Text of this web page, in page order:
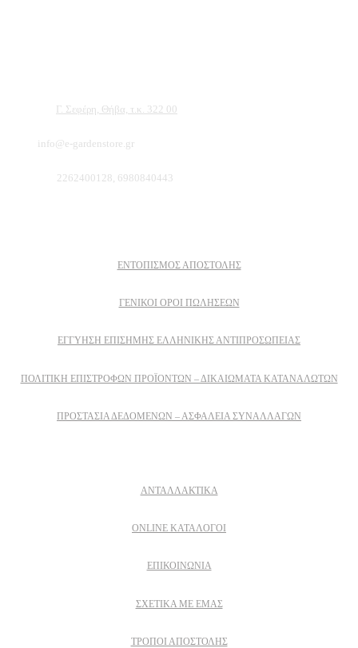
Γ. Σεφέρη, Θήβα, τ.κ. 322 00
info@e-gardenstore.gr
2262400128, 6980840443
ΕΝΤΟΠΙΣΜΟΣ ΑΠΟΣΤΟΛΗΣ
ΓΕΝΙΚΟΙ ΟΡΟΙ ΠΩΛΗΣΕΩΝ
ΕΓΓΎΗΣΗ ΕΠΊΣΗΜΗΣ ΕΛΛΗΝΙΚΉΣ ΑΝΤΙΠΡΟΣΩΠΕΊΑΣ
ΠΟΛΙΤΙΚΉ ΕΠΙΣΤΡΟΦΏΝ ΠΡΟΪΌΝΤΩΝ – ΔΙΚΑΙΏΜΑΤΑ ΚΑΤΑΝΑΛΩΤΏΝ
ΠΡΟΣΤΑΣΊΑ ΔΕΔΟΜΈΝΩΝ – ΑΣΦΆΛΕΙΑ ΣΥΝΑΛΛΑΓΏΝ
ΑΝΤΑΛΛΑΚΤΙΚΑ
ONLINE ΚΑΤΑΛΟΓΟΙ
ΕΠΙΚΟΙΝΩΝΙΑ
ΣΧΕΤΙΚΆ ΜΕ ΕΜΆΣ
ΤΡΌΠΟΙ ΑΠΟΣΤΟΛΉΣ